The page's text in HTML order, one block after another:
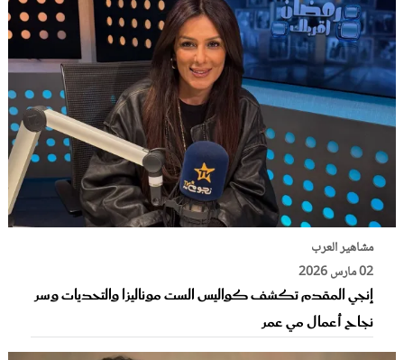
مشاهير العرب
02 مارس 2026
إنجي المقدم تكشف كواليس الست موناليزا والتحديات وسر
نجاح أعمال مي عمر